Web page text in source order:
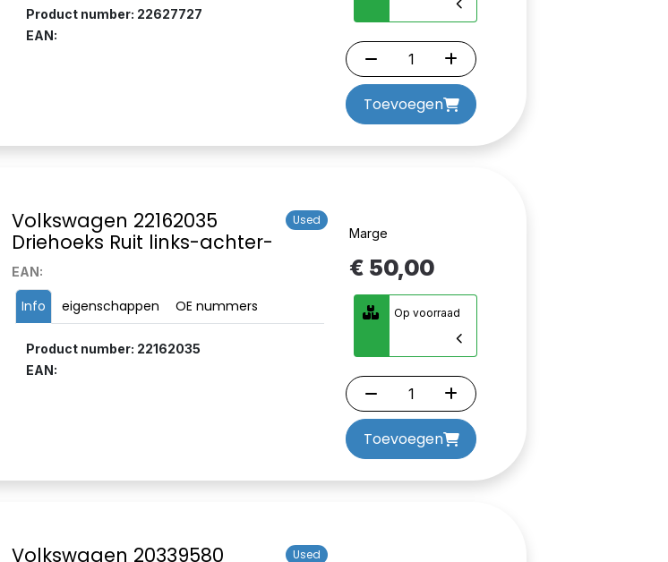
Product number: 22627727
EAN:
Toevoegen
Volkswagen 22162035
Driehoeks Ruit links-achter-
Used
EAN:
Info eigenschappen OE nummers
Product number: 22162035
EAN:
Marge
€ 50,00
Op voorraad
Toevoegen
Volkswagen 20339580
Used